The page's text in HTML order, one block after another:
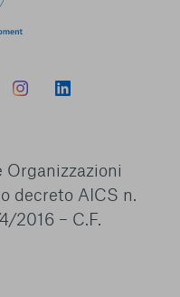
Organizzazioni
decreto AICS n.
2016 – C.F.